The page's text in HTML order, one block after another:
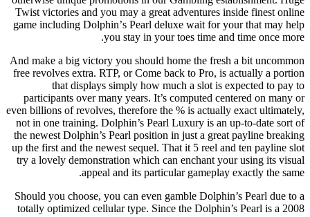
Twist victories and you may a great adventures inside finest online
game including Dolphinʼs Pearl deluxe wait for your that may help
you stay in your toes time and time once more.
And make a big victory you should home the fresh a bit uncommon
free revolves extra. RTP, or Come back to Pro, is actually a portion
that displays simply how much a slot is expected to pay to
participants over many years. It’s computed centered on many or
even billions of revolves, therefore the % is actually exact ultimately,
not in one training. Dolphin’s Pearl Luxury is an up-to-date sort of
the newest Dolphin’s Pearl position in just a great payline breaking
up the first and the newest sequel. That it 5 reel and ten payline slot
try a lovely demonstration which can enchant your using its visual
appeal and its particular gameplay exactly the same.
Should you choose, you can even gamble Dolphin’s Pearl due to a
totally optimized cellular type. Since the Dolphin’s Pearl is a 2008